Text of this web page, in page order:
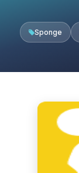
Sponge